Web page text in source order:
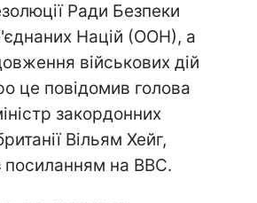
Ради Безпеки
Націй (ООН), а
військових дій
це повідомив голова
закордонних
Вільям Хейг,
на BBC.